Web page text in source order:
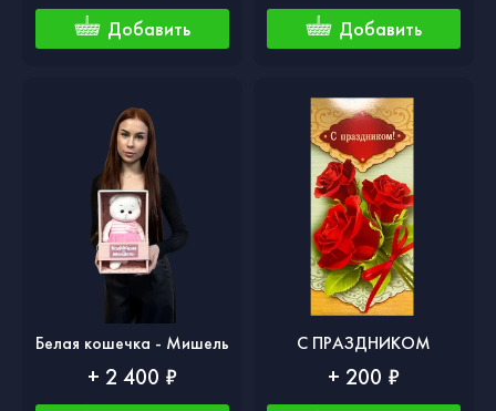
Добавить Добавить
Белая кошечка - Мишель
+ 2 400 ₽
С ПРАЗДНИКОМ
+ 200 ₽